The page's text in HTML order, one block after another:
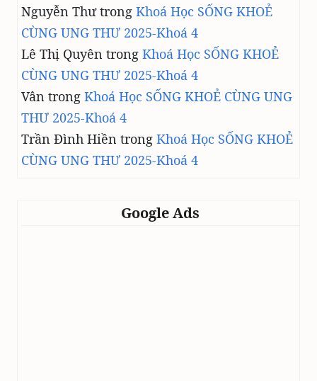
Nguyễn Thưtrong Khoá Học SỐNG KHOẺ
CÙNG UNG THƯ 2025-Khoá 4
Lê Thị Quyên trong Khoá Học SỐNG KHOẺ
CÙNG UNG THƯ 2025-Khoá 4
Vân trong Khoá Học SỐNG KHOẺ CÙNG UNG
THƯ 2025-Khoá 4
Trần Đình Hiền trong Khoá Học SỐNG KHOẺ
CÙNG UNG THƯ 2025-Khoá 4
Google Ads